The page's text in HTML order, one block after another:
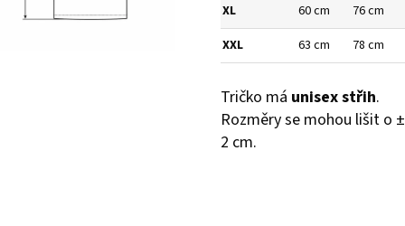
XL
60 cm
76 cm
XXL
63 cm 78 cm
Tričko má unisex střih.
Rozměry se mohou lišit o ±
2 cm.